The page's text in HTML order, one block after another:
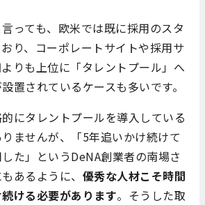
っても、欧米では既に採用のスタ
り、コーポレートサイトや採用サ
りも上位に「タレントプール」へ
置されているケースも多いです。
にタレントプールを導入している
ませんが、「5年追いかけ続けて
た」というDeNA創業者の南場さ
あるように、 優秀な人材こそ時間
ける必要があります。そうした取